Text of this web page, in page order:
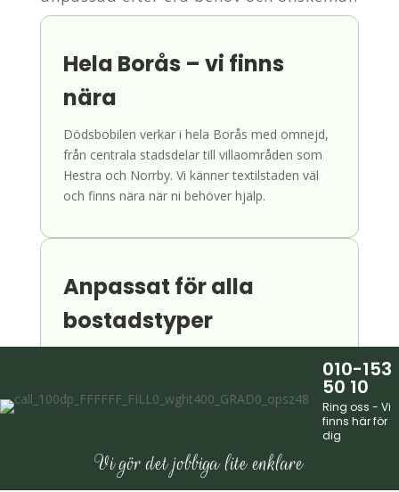
Hela Borås – vi finns
nära
Dödsbobilen verkar i hela Borås med omnejd,
från centrala stadsdelar till villaområden som
Hestra och Norrby. Vi känner textilstaden väl
och finns nära när ni behöver hjälp.
Anpassat för alla
bostadstyper
dödsbo tömning i Borås efter varje
010-153
50 10
Ring oss - Vi
finns här för
dig
Vi gör det jobbiga lite enklare